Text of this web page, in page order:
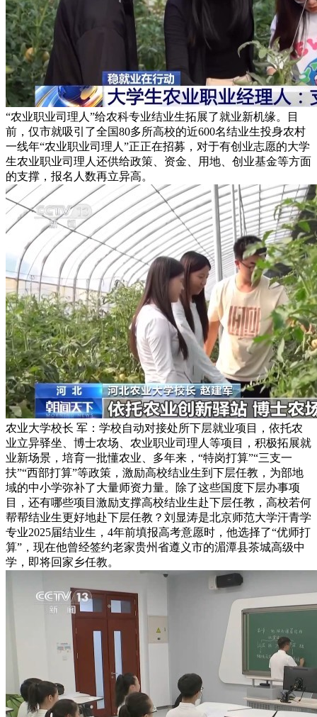
“农业职业司理人”给农科专业结业生拓展了就业新机缘。目
前，仅市就吸引了全国80多所高校的近600名结业生投身农村
一线年“农业职业司理人”正正在招募，对于有创业志愿的大学
生农业职业司理人还供给政策、资金、用地、创业基金等方面
的支撑，报名人数再立异高。
农业大学校长 军：学校自动对接处所下层就业项目，依托农
业立异驿坐、博士农场、农业职业司理人等项目，积极拓展就
业新场景，培育一批懂农业、多年来，“特岗打算”“三支一
扶”“西部打算”等政策，激励高校结业生到下层任教，为部地
域的中小学弥补了大量师资力量。除了这些国度下层办事项
目，还有哪些项目激励支撑高校结业生赴下层任教，高校若何
帮帮结业生更好地赴下层任教？刘显涛是北京师范大学汗青学
专业2025届结业生，4年前填报高考意愿时，他选择了“优师打
算”，现在他曾经签约老家贵州省遵义市的湄潭县茶城高级中
学，即将回家乡任教。